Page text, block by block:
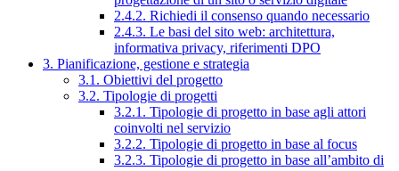
2.4.2. Richiedi il consenso quando necessario
2.4.3. Le basi del sito web: architettura,
informativa privacy, riferimenti DPO
3. Pianificazione, gestione e strategia
3.1. Obiettivi del progetto
3.2. Tipologie di progetti
3.2.1. Tipologie di progetto in base agli attori
coinvolti nel servizio
3.2.2. Tipologie di progetto in base al focus
3.2.3. Tipologie di progetto in base all’ambito di